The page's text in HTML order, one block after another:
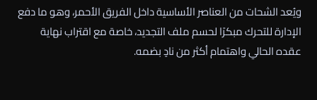
ويُعد الشحات من العناصر الأساسية داخل الفريق الأحمر، وهو ما دفع
الإدارة للتحرك مبكرًا لحسم ملف التجديد، خاصة مع اقتراب نهاية
عقده الحالي واهتمام أكثر من نادٍ بضمه.